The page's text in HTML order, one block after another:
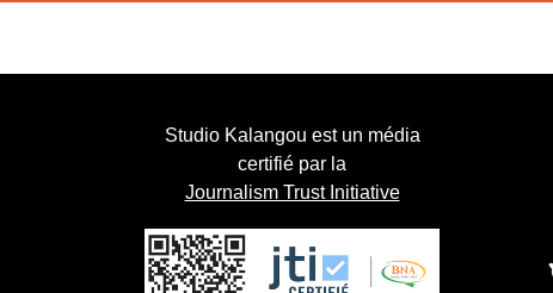
Studio Kalangou est un média
certifié par la
Journalism Trust Initiative